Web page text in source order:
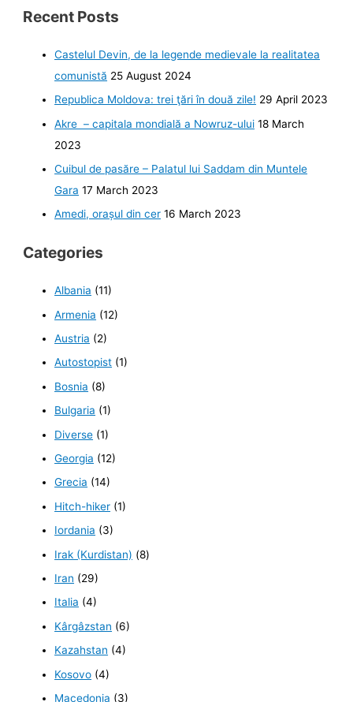
Recent Posts
Castelul Devin, de la legende medievale la realitatea
comunistă 25 August 2024
Republica Moldova: trei ţări în două zile! 29 April 2023
Akre – capitala mondială a Nowruz-ului 18 March
2023
Cuibul de pasăre – Palatul lui Saddam din Muntele
Gara 17 March 2023
Amedi, orașul din cer 16 March 2023
Categories
Albania (11)
Armenia (12)
Austria (2)
Autostopist (1)
Bosnia (8)
Bulgaria (1)
Diverse (1)
Georgia (12)
Grecia (14)
Hitch-hiker (1)
Iordania (3)
Irak (Kurdistan) (8)
Iran (29)
Italia (4)
Kârgâzstan (6)
Kazahstan (4)
Kosovo (4)
Macedonia (3)